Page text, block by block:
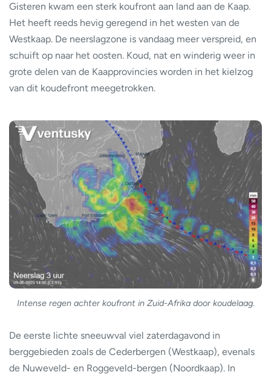
Gisteren kwam een sterk koufront aan land aan de Kaap.
Het heeft reeds hevig geregend in het westen van de
Westkaap. De neerslagzone is vandaag meer verspreid, en
schuift op naar het oosten. Koud, nat en winderig weer in
grote delen van de Kaapprovincies worden in het kielzog
van dit koudefront meegetrokken.
Intense regen achter koufront in Zuid-Afrika door koudelaag.
De eerste lichte sneeuwval viel zaterdagavond in
berggebieden zoals de Cederbergen (Westkaap), evenals
de Nuweveld- en Roggeveld-bergen (Noordkaap). In